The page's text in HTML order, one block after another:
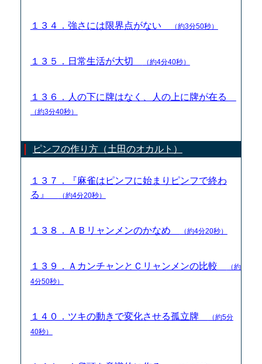
１３４．強さには限界点がない （約3分50秒）
１３５．日常生活が大切 （約4分40秒）
１３６．人の下に牌はなく、人の上に牌が在る
（約3分40秒）
ピンフの作り方（土田のオカルト）
１３７．『麻雀はピンフに始まりピンフで終わ
る』
（約4分20秒）
１３８．ＡＢリャンメンのかなめ （約4分20秒）
１３９．ＡカンチャンとＣリャンメンの比較
（約
4分50秒）
１４０．ツキの動きで変化させる孤立牌
（約5分
40秒）